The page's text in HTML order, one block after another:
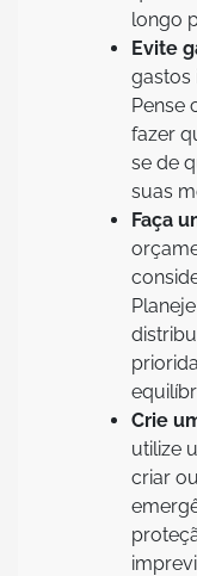
longo
Evite
gastos
Pense
fazer
se de
suas
Faça
Crie
utilize
criar